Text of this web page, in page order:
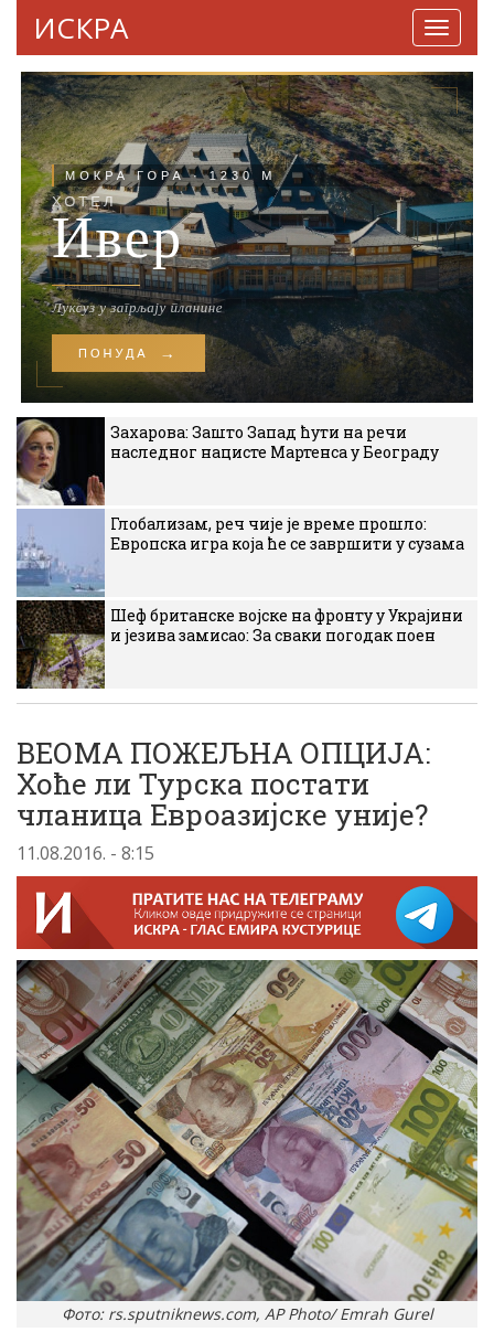
ИСКРА
Захарова: Зашто Запад ћути на речи
наследног нацисте Мартенса у Београду
Глобализам, реч чије је време прошло:
Европска игра која ће се завршити у сузама
Шеф британске војске на фронту у Украјини
и језива замисао: За сваки погодак поен
ВЕОМА ПОЖЕЉНА ОПЦИЈА:
Хоће ли Турска постати
чланица Евроазијске уније?
11.08.2016. - 8:15
Фото: rs.sputniknews.com, AP Photo/ Emrah Gurel